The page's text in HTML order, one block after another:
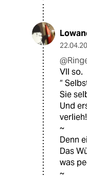
Vll so.
“
Sie
Und
verlieh!
~
Denn
Das
was
~